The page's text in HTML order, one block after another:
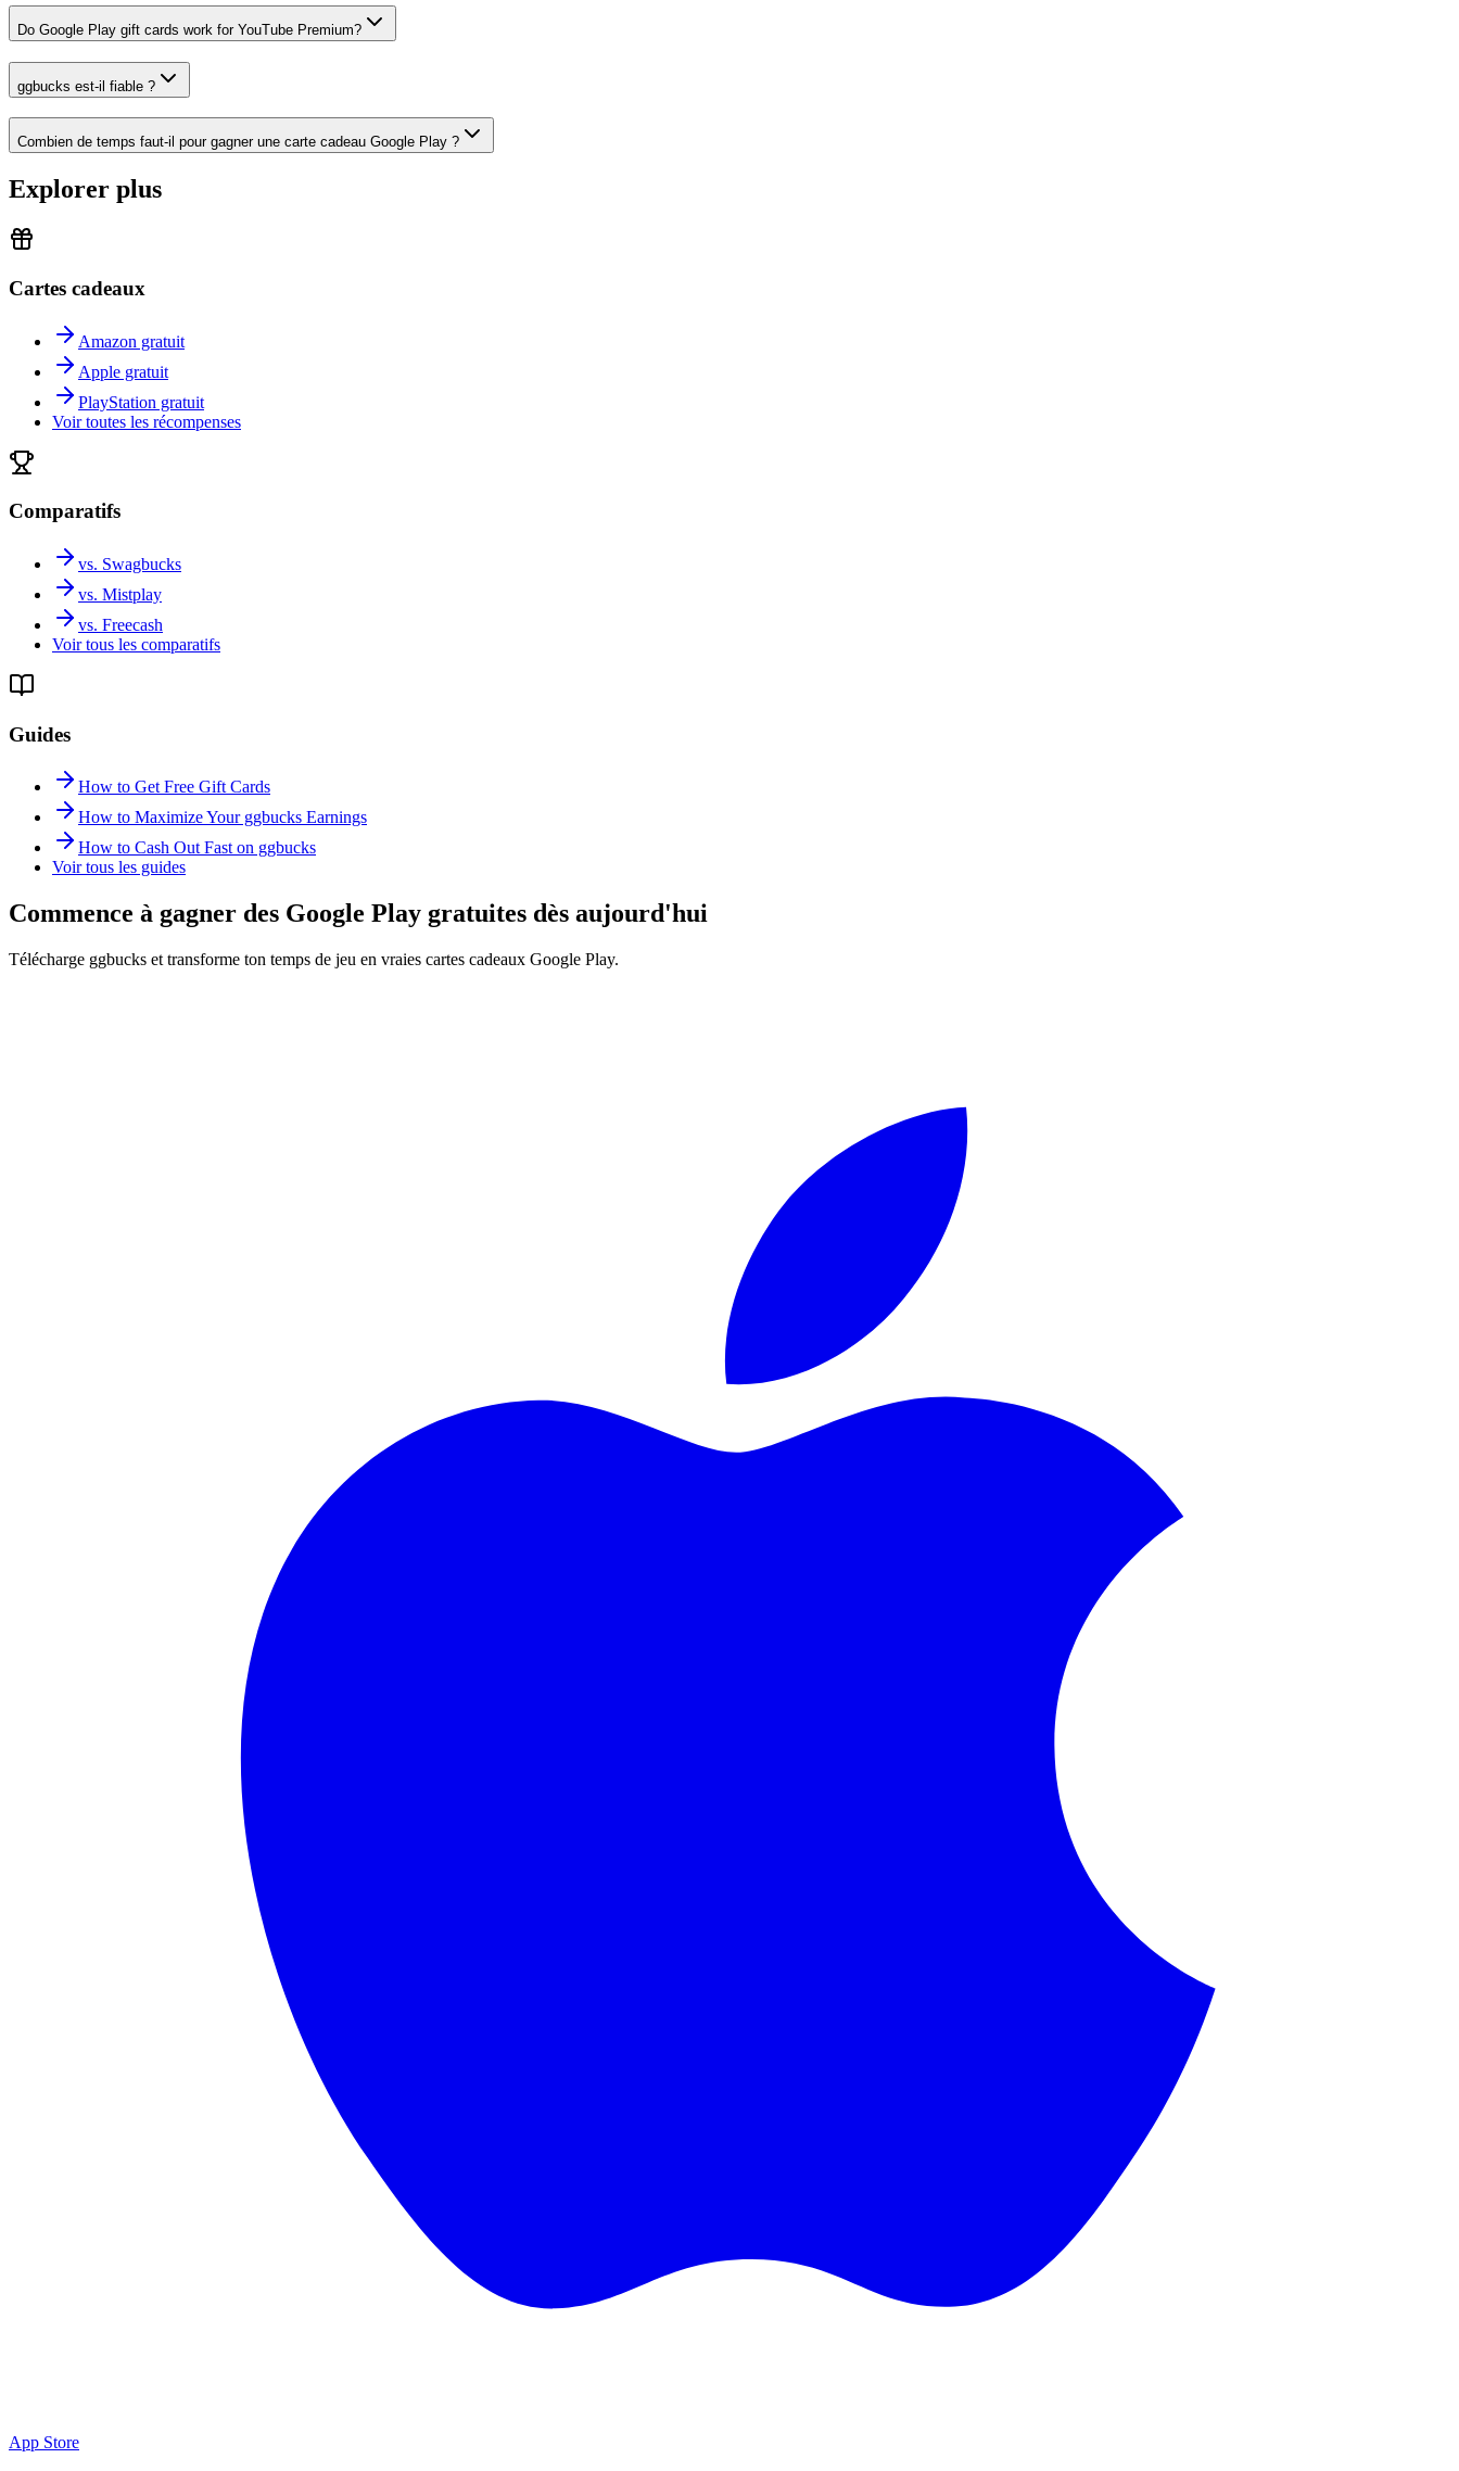
Do Google Play gift cards work for YouTube Premium?
ggbucks est-il fiable ?
Combien de temps faut-il pour gagner une carte cadeau Google Play ?
Explorer plus
Cartes cadeaux
Amazon gratuit
Apple gratuit
PlayStation gratuit
Voir toutes les récompenses
Comparatifs
vs. Swagbucks
vs. Mistplay
vs. Freecash
Voir tous les comparatifs
Guides
How to Get Free Gift Cards
How to Maximize Your ggbucks Earnings
How to Cash Out Fast on ggbucks
Voir tous les guides
Commence à gagner des Google Play gratuites dès aujourd'hui
Télécharge ggbucks et transforme ton temps de jeu en vraies cartes cadeaux Google Play.
App Store